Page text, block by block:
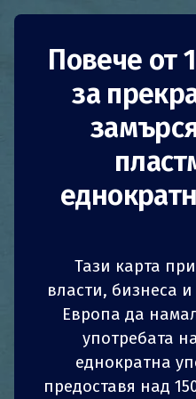
Проект
продукти
Франция
Намаляване на
Бизнес НПО
НПО
1 СПОДЕЛИ
СПОДЕЛИ
Повече от
за
Тази карта
власти, бизнеса
Европа да
употребата
еднократна
предоставя над
1 СПОДЕЛИ
СПОДЕЛИ